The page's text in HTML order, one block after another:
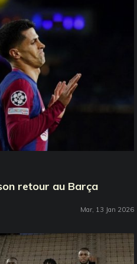
retour au Barça
Mar, 13 Jan 2026